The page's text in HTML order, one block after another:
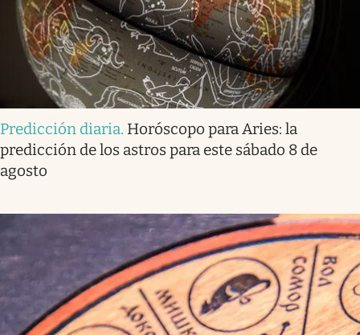
Predicción diaria. Horóscopo para Aries: la
predicción de los astros para este sábado 8 de
agosto